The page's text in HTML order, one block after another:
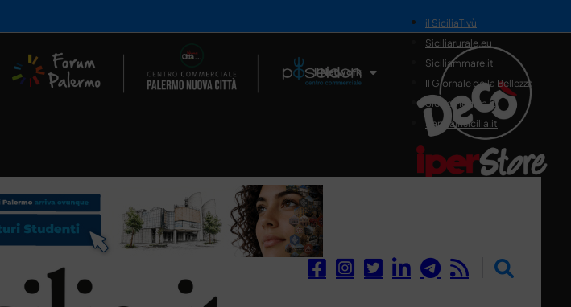
Il Network
il SiciliaTivù
Siciliarurale.eu
Siciliammare.it
Il Giornale della Bellezza
Siciliamedica.it
Sanitainsicilia.it